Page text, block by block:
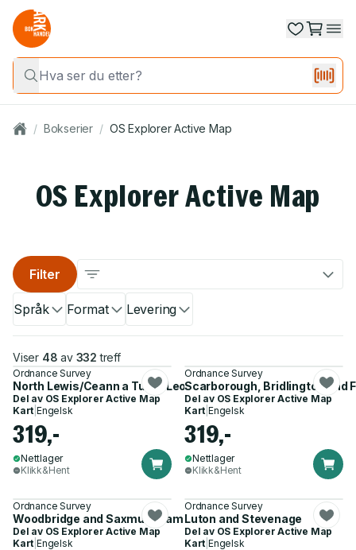
/ Bokserier / OS Explorer Active Map
OS Explorer Active Map
Språk Format Levering
Filter
Viser 48 av 332 treff
Ordnance Survey
North Lewis/Ceann a Tuath Leodhais
Del av OS Explorer Active Map
Kart |Engelsk
319,-
Nettlager
Klikk&Hent
Ordnance Survey
Scarborough, Bridlington and
Del av OS Explorer Active Map
Kart |Engelsk
319,-
Nettlager
Klikk&Hent
Ordnance Survey
Woodbridge and Saxmundham
Del av OS Explorer Active Map
Kart |Engelsk
Ordnance Survey
Luton and Stevenage
Del av OS Explorer Active Map
Kart |Engelsk